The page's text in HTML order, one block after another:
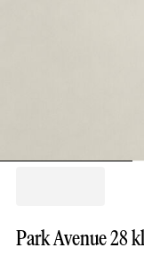
Park Avenue 28